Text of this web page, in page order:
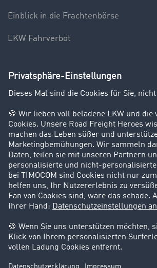
Einblick in die Frachtenbörse
LKW Fahrverbot
Unternehmen
Kunden werben Kunden
Success Stories
Karriere
Support
Kontakt
Rechtliches
Impressum
AGB